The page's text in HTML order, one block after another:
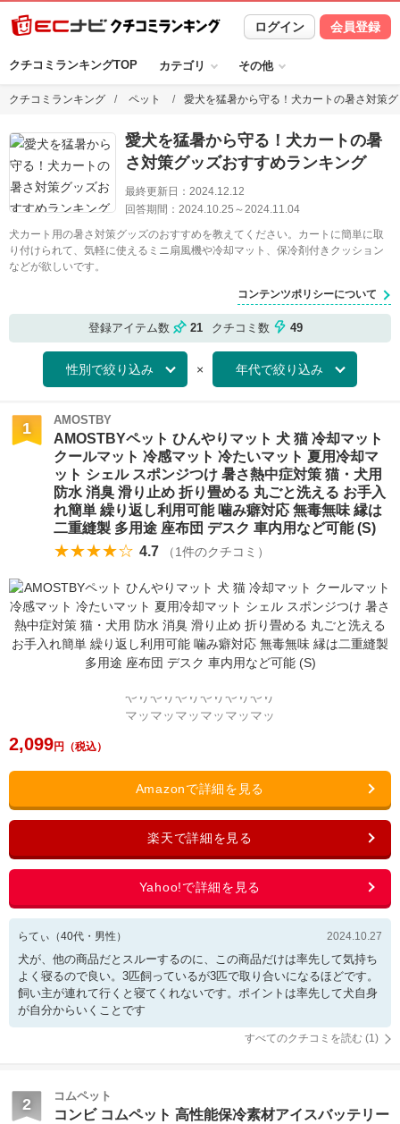
ログイン 会員登録
クチコミランキングTOP カテゴリ その他
クチコミランキング ペット 愛犬を猛暑から守る！犬カートの暑さ対策
愛犬を猛暑から守る！犬カートの暑
さ対策グッズおすすめランキング
最終更新日： 2024.12.12
回答期間： 2024.10.25 ～2024.11.04
犬カート用の暑さ対策グッズのおすすめを教えてください。カートに簡単に取
り付けられて、気軽に使えるミニ扇風機や冷却マット、保冷剤付きクッション
などが欲しいです。
コンテンツポリシーについて
登録アイテム数 21 クチコミ数 49
×
1 AMOSTBY
AMOSTBYペット ひんやりマット 犬 猫 冷却マット
クールマット 冷感マット 冷たいマット 夏用冷却マ
ット シェル スポンジつけ 暑さ熱中症対策 猫・犬用
防水 消臭 滑り止め 折り畳める 丸ごと洗える お手入
れ簡単 繰り返し利用可能 噛み癖対応 無毒無味 縁は
二重縫製 多用途 座布団 デスク 車内用など可能 (S)
★★★★☆ 4.7 （1件のクチコミ）
2,099
らてぃ （40代・ 男性 ） 2024.10.27
犬が、他の商品だとスルーするのに、この商品だけは率先して気持ち
よく寝るので良い。3匹飼っているが3匹で取り合いになるほどです。
飼い主が連れて行くと寝てくれないです。ポイントは率先して犬自身
が自分からいくことです
すべてのクチコミを読む (1)
2 コムペット
コンビ コムペット 高性能保冷素材アイスバッテリー